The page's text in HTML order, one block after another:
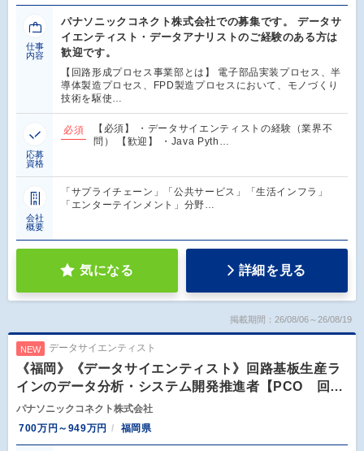
仕事
内容
パナソニックコネクト株式会社での募集です。 データサ
イエンティスト・データアナリストのご経験のある方は
歓迎です。
【回路形成プロセス事業部とは】 電子部品実装プロセス、半
導体製造プロセス、FPD製造プロセスにおいて、モノづくり
技術を駆使…
応募
資格
必須
【必須】 ・データサイエンティストの経験（業界不
問） 【歓迎】 ・Java Pyth…
会社
概要
「サプライチェーン」「公共サービス」「生活インフラ」
「エンターテインメント」分野…
気になる 詳細を見る
掲載期間：26/08/06～26/08/19
NEW データサイエンティスト
《福岡》《データサイエンティスト》回路基板生産ラ
インのデータ分析・システム開発推進者【PCO 回…
パナソニックコネクト株式会社
700万円～949万円
福岡県